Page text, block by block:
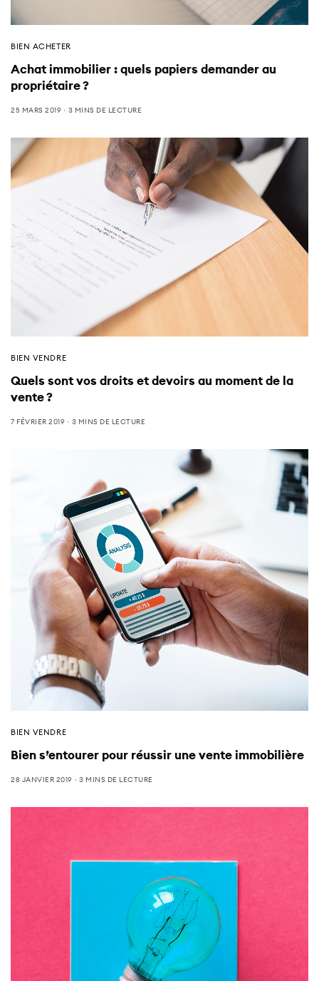
BIEN ACHETER
Achat immobilier : quels papiers demander au
propriétaire ?
25 MARS 2019 3 MINS DE LECTURE
BIEN VENDRE
Quels sont vos droits et devoirs au moment de la
vente ?
7 FÉVRIER 2019 3 MINS DE LECTURE
BIEN VENDRE
Bien s’entourer pour réussir une vente immobilière
28 JANVIER 2019 3 MINS DE LECTURE